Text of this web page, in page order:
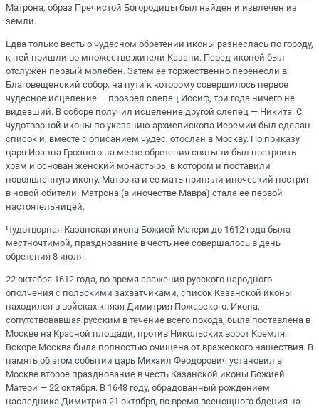
Матрона, образ Пречистой Богородицы был найден и извлечен из
земли.
Едва только весть о чудесном обретении иконы разнеслась по городу,
к ней пришли во множестве жители Казани. Перед иконой был
отслужен первый молебен. Затем ее торжественно перенесли в
Благовещенский собор, на пути к которому совершилось первое
чудесное исцеление — прозрел слепец Иосиф, три года ничего не
видевший. В соборе получил исцеление другой слепец — Никита. С
чудотворной иконы по указанию архиепископа Иеремии был сделан
список и, вместе с описанием чудес, отослан в Москву. По приказу
царя Иоанна Грозного на месте обретения святыни был построить
храм и основан женский монастырь, в котором и поставили
новоявленную икону. Матрона и ее мать приняли иноческий постриг
в новой обители. Матрона (в иночестве Мавра) стала ее первой
настоятельницей.
Чудотворная Казанская икона Божией Матери до 1612 года была
местночтимой, празднование в честь нее совершалось в день
обретения 8 июля.
22 октября 1612 года, во время сражения русского народного
ополчения с польскими захватчиками, список Казанской иконы
находился в войсках князя Димитрия Пожарского. Икона,
сопутствовавшая русским в течение всего похода, была поставлена в
Москве на Красной площади, против Никольских ворот Кремля.
Вскоре Москва была полностью очищена от вражеского нашествия. В
память об этом событии царь Михаил Феодорович установил в
Москве второе празднование в честь Казанской иконы Божией
Матери — 22 октября. В 1648 году, обрадованный рождением
наследника Димитрия 21 октября, во время всенощного бдения на